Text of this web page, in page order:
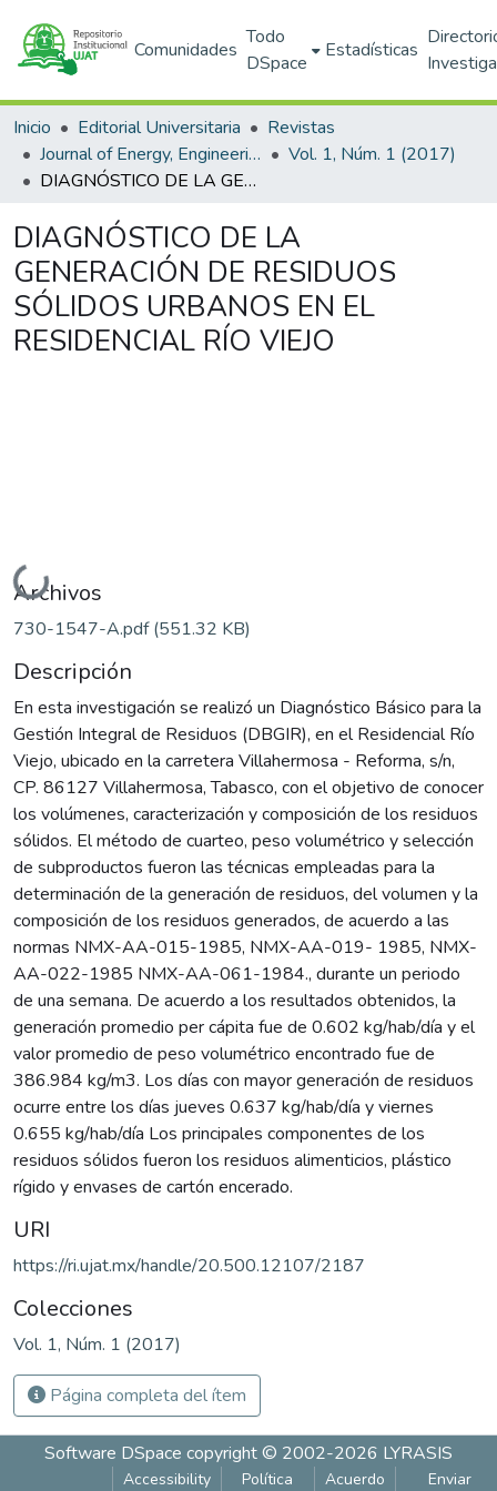
Comunidades
Todo
DSpace
Estadísticas
Inicio Editorial Universitaria
Revistas
Journal of Energy, Engineering Optimization and Sustainability
Vol. 1, Núm. 1 (2017)
DIAGNÓSTICO DE LA GENERACIÓN DE RESIDUOS SÓLIDOS URBANOS EN EL RESIDENCIAL RÍO VIEJO
DIAGNÓSTICO DE LA
GENERACIÓN DE RESIDUOS
SÓLIDOS URBANOS EN EL
RESIDENCIAL RÍO VIEJO
Cargando...
Archivos
730-1547-A.pdf(551.32 KB)
Descripción
En esta investigación se realizó un Diagnóstico Básico para la
Gestión Integral de Residuos (DBGIR), en el Residencial Río
Viejo, ubicado en la carretera Villahermosa - Reforma, s/n,
CP. 86127 Villahermosa, Tabasco, con el objetivo de conocer
los volúmenes, caracterización y composición de los residuos
sólidos. El método de cuarteo, peso volumétrico y selección
de subproductos fueron las técnicas empleadas para la
determinación de la generación de residuos, del volumen y la
composición de los residuos generados, de acuerdo a las
normas NMX-AA-015-1985, NMX-AA-019- 1985, NMX-
AA-022-1985 NMX-AA-061-1984., durante un periodo
de una semana. De acuerdo a los resultados obtenidos, la
generación promedio per cápita fue de 0.602 kg/hab/día y el
valor promedio de peso volumétrico encontrado fue de
386.984 kg/m3. Los días con mayor generación de residuos
ocurre entre los días jueves 0.637 kg/hab/día y viernes
0.655 kg/hab/día Los principales componentes de los
residuos sólidos fueron los residuos alimenticios, plástico
rígido y envases de cartón encerado.
URI
https://ri.ujat.mx/handle/20.500.12107/2187
Colecciones
Vol. 1, Núm. 1 (2017)
Página completa del ítem
Software DSpace copyright © 2002-2026 LYRASIS
Accessibility Política Acuerdo Enviar